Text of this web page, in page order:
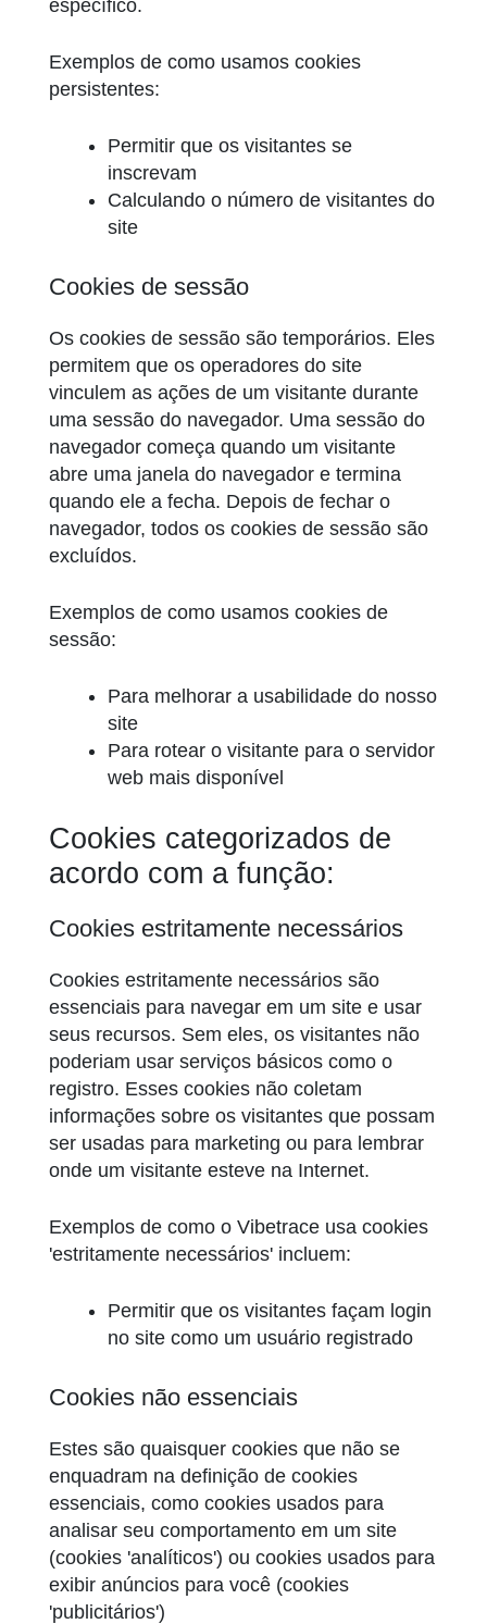
específico.
Exemplos de como usamos cookies
persistentes:
Permitir que os visitantes se
inscrevam
Calculando o número de visitantes do
site
Cookies de sessão
Os cookies de sessão são temporários. Eles
permitem que os operadores do site
vinculem as ações de um visitante durante
uma sessão do navegador. Uma sessão do
navegador começa quando um visitante
abre uma janela do navegador e termina
quando ele a fecha. Depois de fechar o
navegador, todos os cookies de sessão são
excluídos.
Exemplos de como usamos cookies de
sessão:
Para melhorar a usabilidade do nosso
site
Para rotear o visitante para o servidor
web mais disponível
Cookies categorizados de
acordo com a função:
Cookies estritamente necessários
Cookies estritamente necessários são
essenciais para navegar em um site e usar
seus recursos. Sem eles, os visitantes não
poderiam usar serviços básicos como o
registro. Esses cookies não coletam
informações sobre os visitantes que possam
ser usadas para marketing ou para lembrar
onde um visitante esteve na Internet.
Exemplos de como o Vibetrace usa cookies
'estritamente necessários' incluem:
Permitir que os visitantes façam login
no site como um usuário registrado
Cookies não essenciais
Estes são quaisquer cookies que não se
enquadram na definição de cookies
essenciais, como cookies usados para
analisar seu comportamento em um site
(cookies 'analíticos') ou cookies usados para
exibir anúncios para você (cookies
'publicitários')